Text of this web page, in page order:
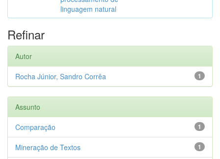
linguagem natural
Refinar
Autor
1
Rocha Júnior, Sandro Corrêa
Assunto
1
Comparação
1
Mineração de Textos